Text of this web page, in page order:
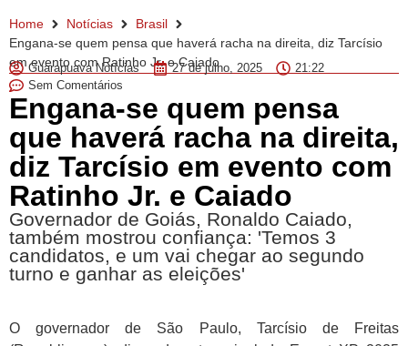
Home Notícias
Brasil
Engana-se quem pensa que haverá racha na direita, diz Tarcísio
em evento com Ratinho Jr. e Caiado
Guarapuava Notícias 27 de julho, 2025
21:22
Sem Comentários
Engana-se quem pensa
que haverá racha na direita,
diz Tarcísio em evento com
Ratinho Jr. e Caiado
Governador de Goiás, Ronaldo Caiado,
também mostrou confiança: 'Temos 3
candidatos, e um vai chegar ao segundo
turno e ganhar as eleições'
O governador de São Paulo, Tarcísio de Freitas